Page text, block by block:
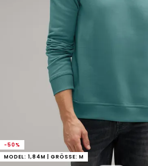
-50%
MODEL: 1,84M | GRÖSSE: M